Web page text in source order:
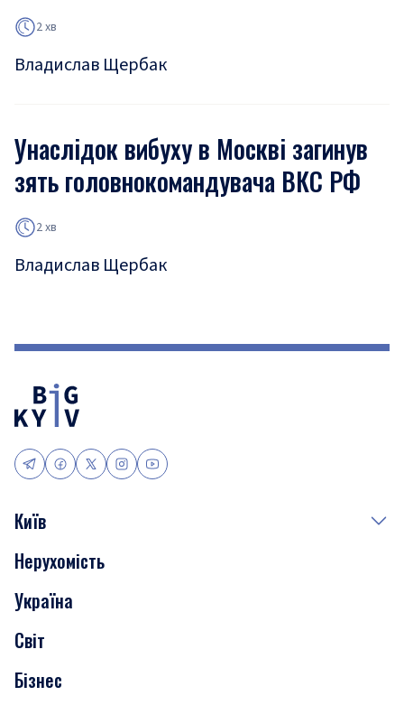
2 хв
Владислав Щербак
Унаслідок вибуху в Москві загинув
зять головнокомандувача ВКС РФ
2 хв
Владислав Щербак
Київ
Події
Скандали
Нерухомість
Транспорт
Нерухомість
Україна
Світ
Бізнес